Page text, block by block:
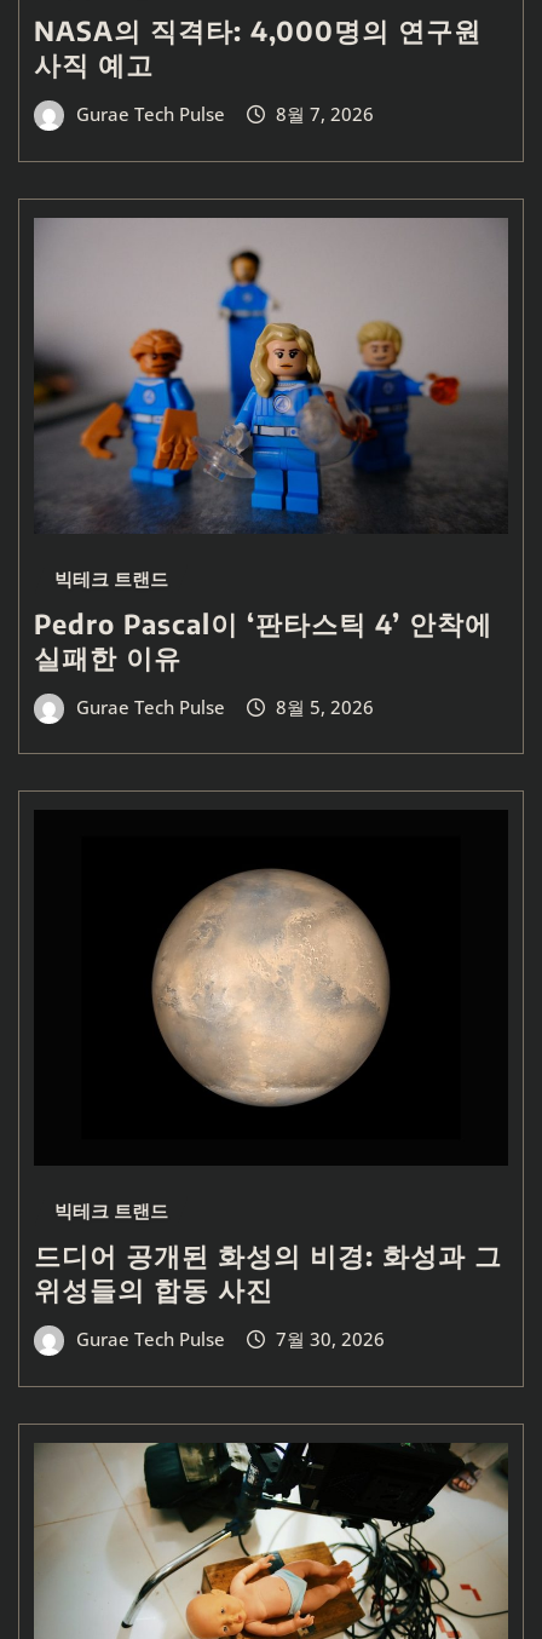
NASA의 직격타: 4,000명의 연구원
사직 예고
Gurae Tech Pulse 8월 7, 2026
빅테크 트랜드
Pedro Pascal이 ‘판타스틱 4’ 안착에
실패한 이유
Gurae Tech Pulse 8월 5, 2026
빅테크 트랜드
드디어 공개된 화성의 비경: 화성과 그
위성들의 합동 사진
Gurae Tech Pulse 7월 30, 2026